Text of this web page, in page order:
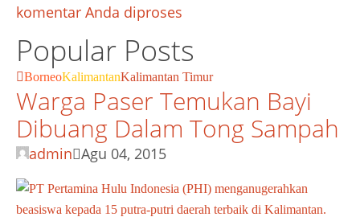
komentar Anda diproses
Popular Posts
BorneoKalimantanKalimantan Timur
Warga Paser Temukan Bayi
Dibuang Dalam Tong Sampah
admin Agu 04, 2015